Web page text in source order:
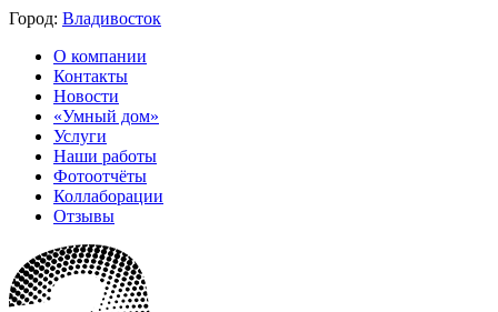
Город: Владивосток
О компании
Контакты
Новости
«Умный дом»
Услуги
Наши работы
Фотоотчёты
Коллаборации
Отзывы